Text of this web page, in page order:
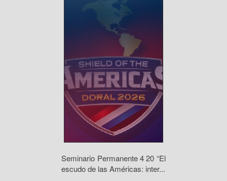
Seminario Permanente 4 20 “El
escudo de las Américas: inter...